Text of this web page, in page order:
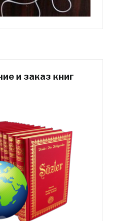
и заказ книг